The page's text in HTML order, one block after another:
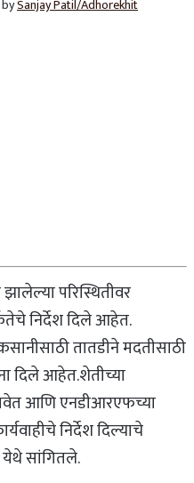
Sanjay Patil/Adhorekhit
झालेल्या परिस्थितीवर
निर्देश दिले आहेत.
तातडीने मदतीसाठी
दिले आहेत.शेतीच्या
आणि एनडीआरएफच्या
निर्देश दिल्याचे
सांगितले.